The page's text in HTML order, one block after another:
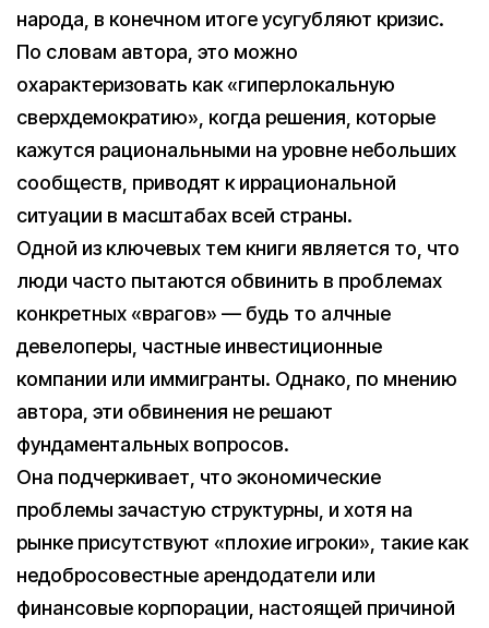
народа, в конечном итоге усугубляют кризис.
По словам автора, это можно
охарактеризовать как «гиперлокальную
сверхдемократию», когда решения, которые
кажутся рациональными на уровне небольших
сообществ, приводят к иррациональной
ситуации в масштабах всей страны.
Одной из ключевых тем книги является то, что
люди часто пытаются обвинить в проблемах
конкретных «врагов» — будь то алчные
девелоперы, частные инвестиционные
компании или иммигранты. Однако, по мнению
автора, эти обвинения не решают
фундаментальных вопросов.
Она подчеркивает, что экономические
проблемы зачастую структурны, и хотя на
рынке присутствуют «плохие игроки», такие как
недобросовестные арендодатели или
финансовые корпорации, настоящей причиной